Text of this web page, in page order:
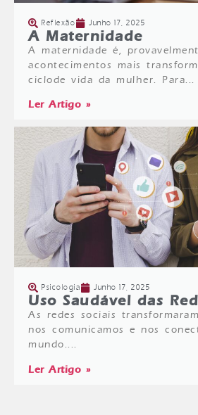
Reflexão Junho 17, 2025
A Maternidade
A maternidade é,
acontecimentos mais
ciclode vida da mulher. Para...
Ler Artigo »
Psicologia Junho 17, 2025
Uso Saudável das
As redes sociais
nos comunicamos e nos
mundo....
Ler Artigo »